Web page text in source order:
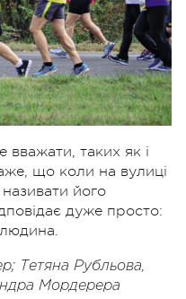
вважати, таких як і
що коли на вулиці
його
дуже просто:
Тетяна Рубльова,
Мордерера